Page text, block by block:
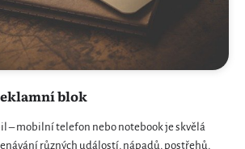
blok
– mobilní telefon nebo notebook je skvělá
různých událostí, nápadů, postřehů,